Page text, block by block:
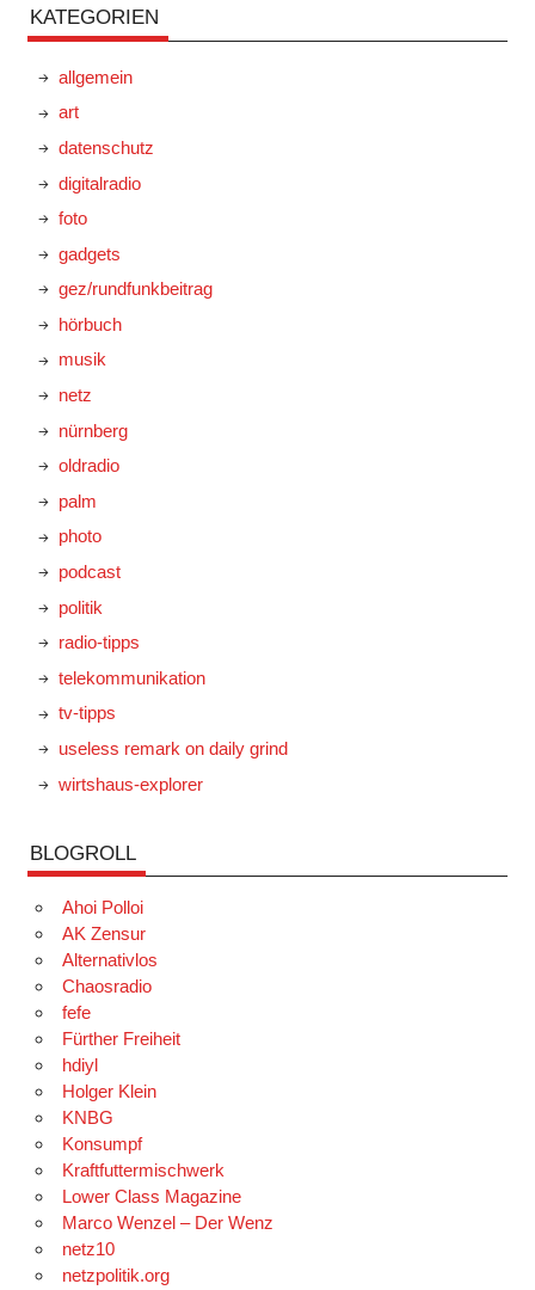
KATEGORIEN
allgemein
art
datenschutz
digitalradio
foto
gadgets
gez/rundfunkbeitrag
hörbuch
musik
netz
nürnberg
oldradio
palm
photo
podcast
politik
radio-tipps
telekommunikation
tv-tipps
useless remark on daily grind
wirtshaus-explorer
BLOGROLL
Ahoi Polloi
AK Zensur
Alternativlos
Chaosradio
fefe
Fürther Freiheit
hdiyl
Holger Klein
KNBG
Konsumpf
Kraftfuttermischwerk
Lower Class Magazine
Marco Wenzel – Der Wenz
netz10
netzpolitik.org